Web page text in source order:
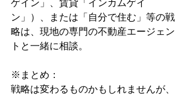
ゲイン」、賃貸「インカムゲイ
ン」）、または「自分で住む」等の戦
略は、現地の専門の不動産エージェン
トと一緒に相談。
※まとめ：
戦略は変わるものかもしれませんが、